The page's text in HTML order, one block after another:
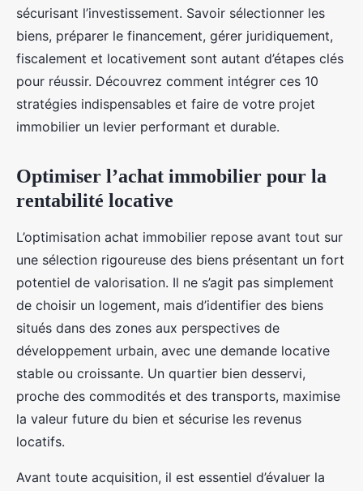
sécurisant l’investissement. Savoir sélectionner les
biens, préparer le financement, gérer juridiquement,
fiscalement et locativement sont autant d’étapes clés
pour réussir. Découvrez comment intégrer ces 10
stratégies indispensables et faire de votre projet
immobilier un levier performant et durable.
Optimiser l’achat immobilier pour la
rentabilité locative
L’optimisation achat immobilier repose avant tout sur
une sélection rigoureuse des biens présentant un fort
potentiel de valorisation. Il ne s’agit pas simplement
de choisir un logement, mais d’identifier des biens
situés dans des zones aux perspectives de
développement urbain, avec une demande locative
stable ou croissante. Un quartier bien desservi,
proche des commodités et des transports, maximise
la valeur future du bien et sécurise les revenus
locatifs.
Avant toute acquisition, il est essentiel d’évaluer la